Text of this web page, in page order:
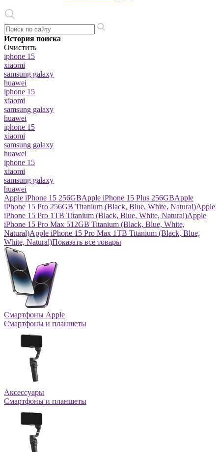
История поиска
Очистить
iphone 15
xiaomi
samsung galaxy
huawei
iphone 15
xiaomi
samsung galaxy
huawei
iphone 15
xiaomi
samsung galaxy
huawei
iphone 15
xiaomi
samsung galaxy
huawei
Apple iPhone 15 256GBApple iPhone 15 Plus 256GBApple
iPhone 15 Pro 256GB Titanium (Black, Blue, White, Natural)Apple
iPhone 15 Pro 1TB Titanium (Black, Blue, White, Natural)Apple
iPhone 15 Pro Max 512GB Titanium (Black, Blue, White,
Natural)Apple iPhone 15 Pro Max 1TB Titanium (Black, Blue,
White, Natural)Показать все товары
Смартфоны Apple
Смартфоны и планшеты
Аксессуары
Смартфоны и планшеты